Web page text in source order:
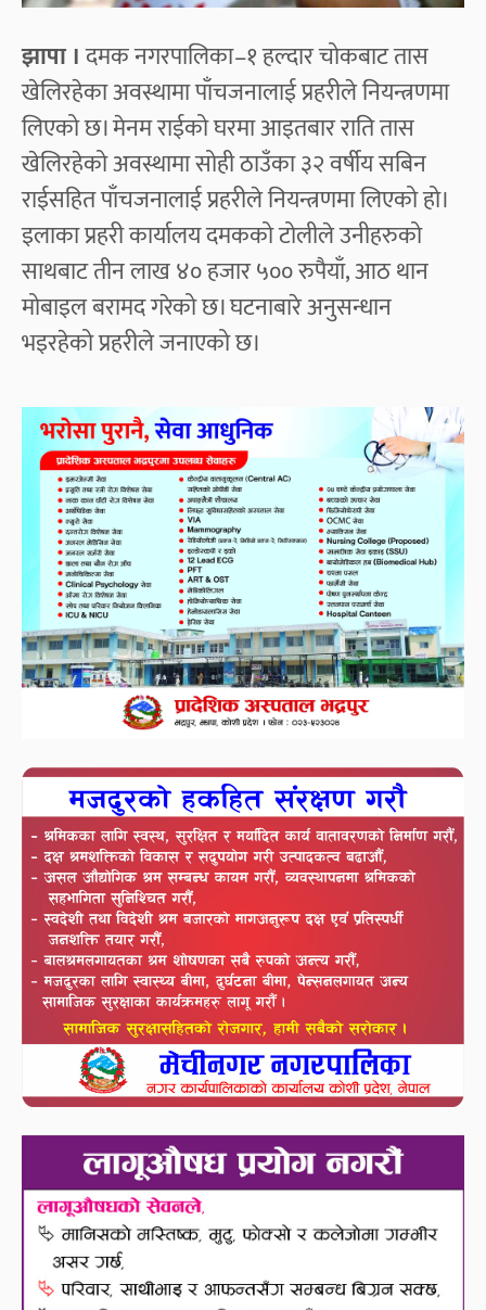
झापा ।दमक नगरपालिका–१ हल्दार चोकबाट तास
खेलिरहेका अवस्थामा पाँचजनालाई प्रहरीले नियन्त्रणमा
लिएको छ। मेनम राईको घरमा आइतबार राति तास
खेलिरहेको अवस्थामा सोही ठाउँका ३२ वर्षीय सबिन
राईसहित पाँचजनालाई प्रहरीले नियन्त्रणमा लिएको हो।
इलाका प्रहरी कार्यालय दमकको टोलीले उनीहरुको
साथबाट तीन लाख ४० हजार ५०० रुपैयाँ, आठ थान
मोबाइल बरामद गरेको छ। घटनाबारे अनुसन्धान
भइरहेको प्रहरीले जनाएको छ।